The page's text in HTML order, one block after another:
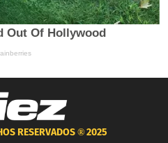
RESERVADOS ®2025